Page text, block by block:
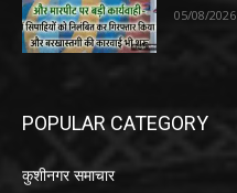
05/08/2026
POPULAR CATEGORY
कुशीनगर समाचार